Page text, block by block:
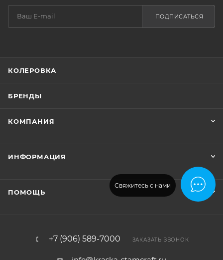
Свяжитесь с нами
ПОДПИСАТЬСЯ
КОЛЕРОВКА
БРЕНДЫ
КОМПАНИЯ
ИНФОРМАЦИЯ
ПОМОЩЬ
+7 (906) 589-7000 ЗАКАЗАТЬ ЗВОНОК